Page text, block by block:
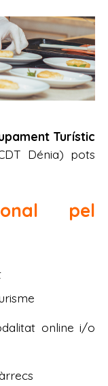
Turístic
Dénia) pots
pel
online i/o